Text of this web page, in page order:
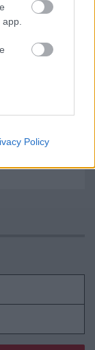
Policy
New